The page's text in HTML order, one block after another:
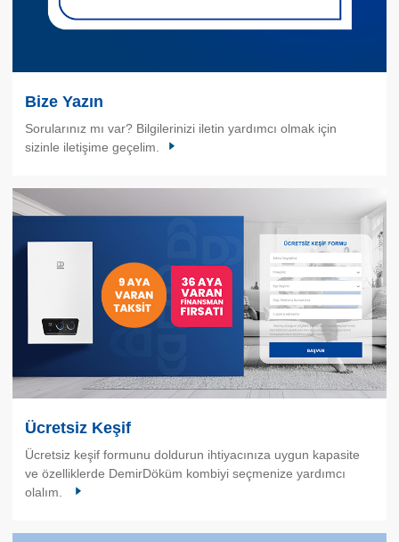
Bize Yazın
Sorularınız mı var? Bilgilerinizi iletin yardımcı olmak için
sizinle iletişime geçelim.
Ücretsiz Keşif
Ücretsiz keşif formunu doldurun ihtiyacınıza uygun kapasite
ve özelliklerde DemirDöküm kombiyi seçmenize yardımcı
olalım.